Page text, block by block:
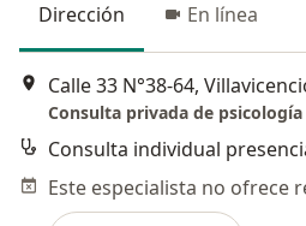
Dirección En línea
Calle 33 N°38-64,
Consulta privada de psicología
Consulta individual